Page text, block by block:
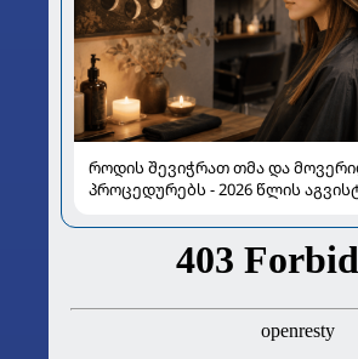
როდის შევიჭრათ თმა და
პროცედურებს - 2026 წლის